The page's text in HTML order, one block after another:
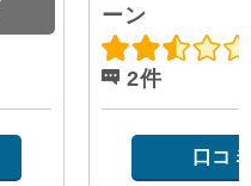
ーン
2件
口コ